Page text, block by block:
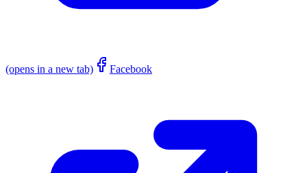
(opens in a new tab) Facebook